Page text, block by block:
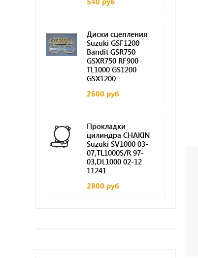
Диски сцепления
Suzuki GSF1200
Bandit GSR750
GSXR750 RF900
TL1000 GS1200
GSX1200
2600 руб
Прокладки
цилиндра CHAKIN
Suzuki SV1000 03-
07,TL1000S/R 97-
03,DL1000 02-12
11241
2800 руб